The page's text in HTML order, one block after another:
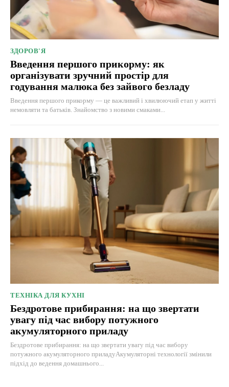
ЗДОРОВ'Я
Введення першого прикорму: як
організувати зручний простір для
годування малюка без зайвого безладу
Введення першого прикорму — це важливий і хвилюючий етап у житті
немовляти та батьків. Знайомство з новими смаками...
ТЕХНІКА ДЛЯ КУХНІ
Бездротове прибирання: на що звертати
увагу під час вибору потужного
акумуляторного приладу
Бездротове прибирання: на що звертати увагу під час вибору
потужного акумуляторного приладуАкумуляторні технології змінили
підхід до ведення домашнього...